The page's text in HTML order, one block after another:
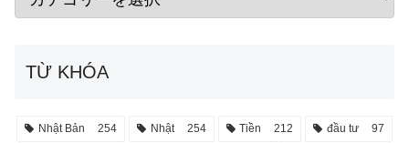
TỪ KHÓA
Nhật Bản 254 Nhật 254 Tiền 212 đầu tư 97